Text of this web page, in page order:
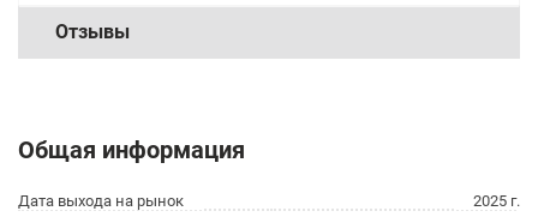
Отзывы
Общая информация
Дата выхода на рынок
2025 г.